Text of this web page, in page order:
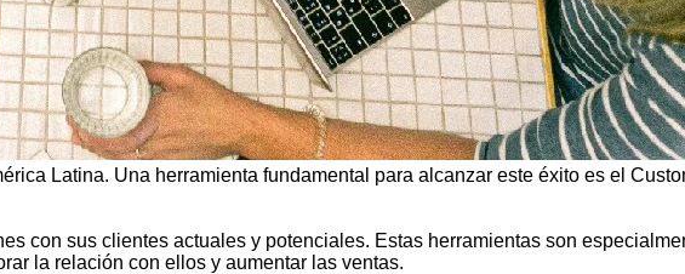
Latina. Una herramienta fundamental para alcanzar este éxito es el
con sus clientes actuales y potenciales. Estas herramientas son
la relación con ellos y aumentar las ventas.